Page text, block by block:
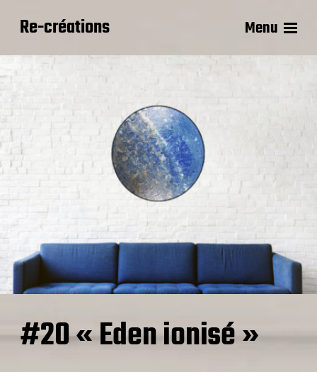
Re-créations Menu
#20 « Eden ionisé »